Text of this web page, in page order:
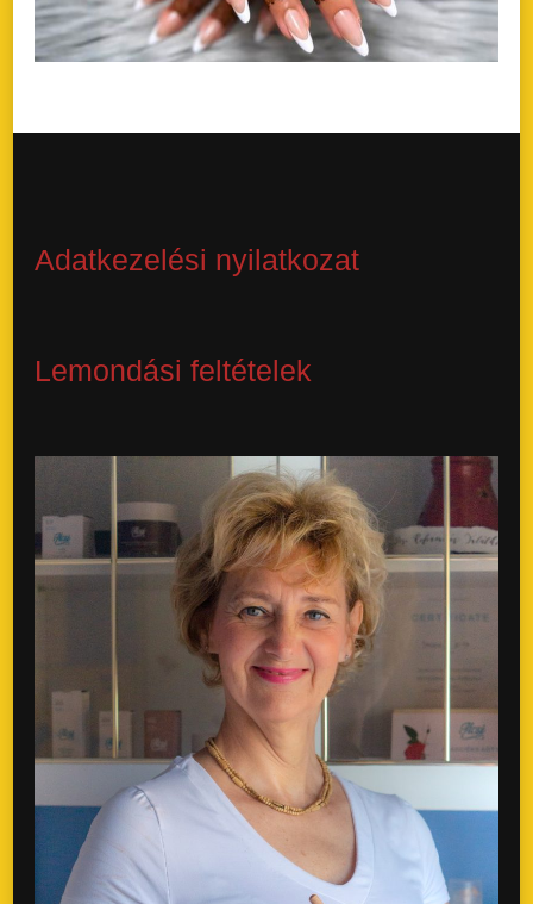
Adatkezelési nyilatkozat
Lemondási feltételek